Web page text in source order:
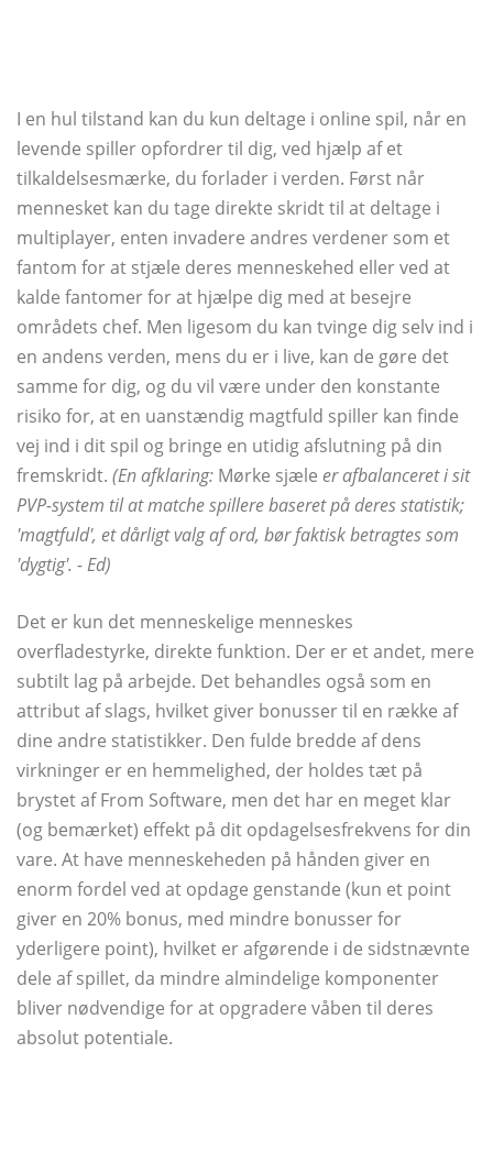
I en hul tilstand kan du kun deltage i online spil, når en
levende spiller opfordrer til dig, ved hjælp af et
tilkaldelsesmærke, du forlader i verden. Først når
mennesket kan du tage direkte skridt til at deltage i
multiplayer, enten invadere andres verdener som et
fantom for at stjæle deres menneskehed eller ved at
kalde fantomer for at hjælpe dig med at besejre
områdets chef. Men ligesom du kan tvinge dig selv ind i
en andens verden, mens du er i live, kan de gøre det
samme for dig, og du vil være under den konstante
risiko for, at en uanstændig magtfuld spiller kan finde
vej ind i dit spil og bringe en utidig afslutning på din
fremskridt. (En afklaring: Mørke sjæle er afbalanceret i sit
PVP-system til at matche spillere baseret på deres statistik;
'magtfuld', et dårligt valg af ord, bør faktisk betragtes som
'dygtig'. - Ed)
Det er kun det menneskelige menneskes
overfladestyrke, direkte funktion. Der er et andet, mere
subtilt lag på arbejde. Det behandles også som en
attribut af slags, hvilket giver bonusser til en række af
dine andre statistikker. Den fulde bredde af dens
virkninger er en hemmelighed, der holdes tæt på
brystet af From Software, men det har en meget klar
(og bemærket) effekt på dit opdagelsesfrekvens for din
vare. At have menneskeheden på hånden giver en
enorm fordel ved at opdage genstande (kun et point
giver en 20% bonus, med mindre bonusser for
yderligere point), hvilket er afgørende i de sidstnævnte
dele af spillet, da mindre almindelige komponenter
bliver nødvendige for at opgradere våben til deres
absolut potentiale.